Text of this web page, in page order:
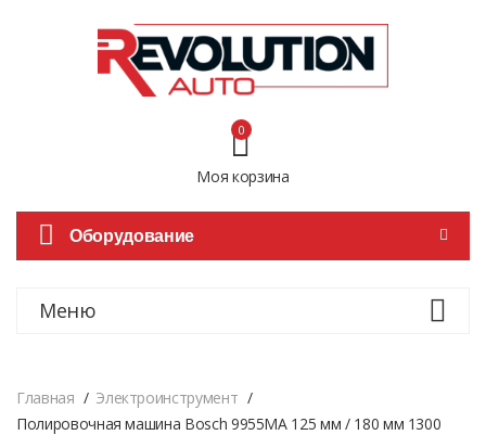
Моя корзина
0
Оборудование
Меню
Главная
Электроинструмент
Полировочная машина Bosch 9955MA 125 мм / 180 мм 1300